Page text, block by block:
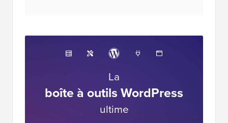
La
boîte à outils WordPress
ultime